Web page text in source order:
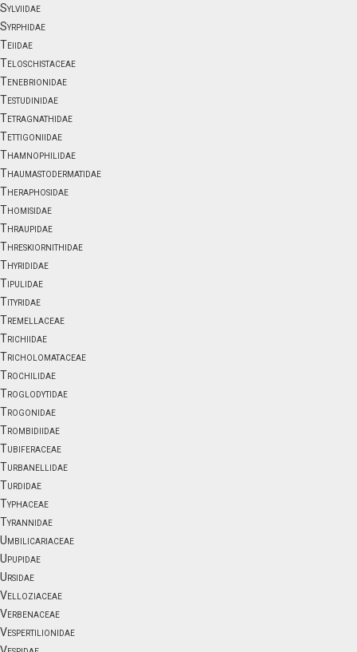
Sylviidae
Syrphidae
Teiidae
Teloschistaceae
Tenebrionidae
Testudinidae
Tetragnathidae
Tettigoniidae
Thamnophilidae
Thaumastodermatidae
Theraphosidae
Thomisidae
Thraupidae
Threskiornithidae
Thyrididae
Tipulidae
Tityridae
Tremellaceae
Trichiidae
Tricholomataceae
Trochilidae
Troglodytidae
Trogonidae
Trombidiidae
Tubiferaceae
Turbanellidae
Turdidae
Typhaceae
Tyrannidae
Umbilicariaceae
Upupidae
Ursidae
Velloziaceae
Verbenaceae
Vespertilionidae